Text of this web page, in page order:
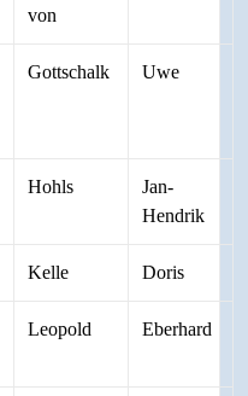
von
Gottschalk Uwe
Hohls
Jan-
Hendrik
Kelle Doris
Leopold Eberhard